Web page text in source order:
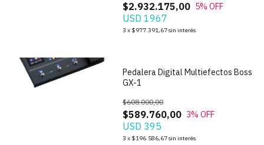
$2.932.175,00 5% OFF
USD 1967
3 x $977.391,67sin interés
Pedalera Digital Multiefectos Boss
GX-1
$589.760,00
$608.000,00
3% OFF
USD 395
3 x $196.586,67sin interés